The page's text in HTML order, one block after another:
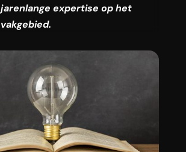
jarenlange expertise op het
vakgebied.